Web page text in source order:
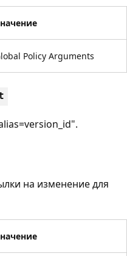
Policy Arguments
на изменение для